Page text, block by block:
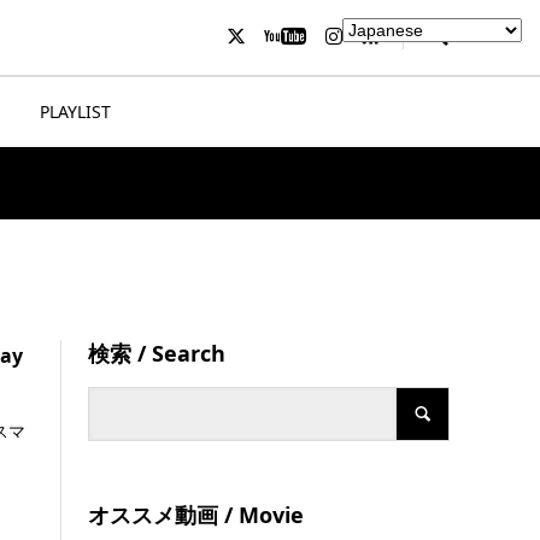
PLAYLIST
マ
検索 / Search
オススメ動画 / Movie